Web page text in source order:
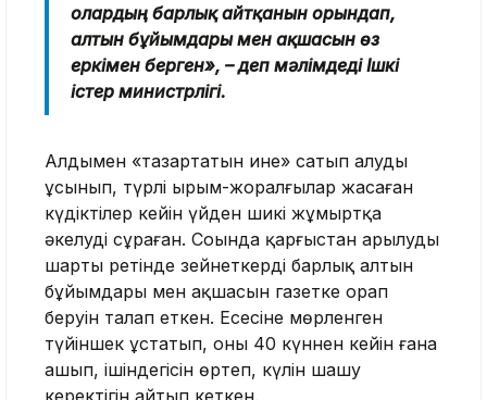
олардың барлық айтқанын орындап,
алтын бұйымдары мен ақшасын өз
еркімен берген», – деп мәлімдеді Ішкі
істер министрлігі.
Алдымен «тазартатын ине» сатып алуды
ұсынып, түрлі ырым-жоралғылар жасаған
күдіктілер кейін үйден шикі жұмыртқа
әкелуді сұраған. Соңында қарғыстан арылудың
шарты ретінде зейнеткердің барлық алтын
бұйымдары мен ақшасын газетке орап
беруін талап еткен. Есесіне мөрленген
түйіншек ұстатып, оны 40 күннен кейін ғана
ашып, ішіндегісін өртеп, күлін шашу
керектігін айтып кеткен.